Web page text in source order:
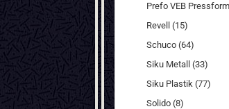
Prefo VEB
Revell (15)
Schuco (64)
Siku Metall (33)
Siku Plastik (77)
Solido (8)